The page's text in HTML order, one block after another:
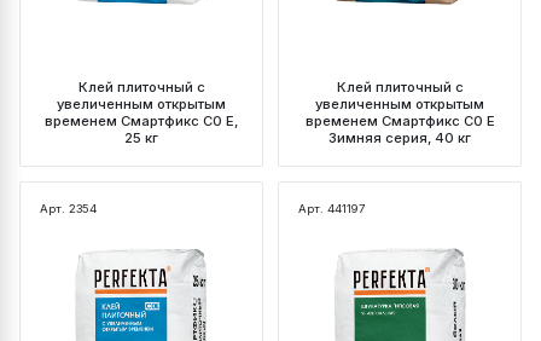
Клей плиточный с
увеличенным открытым
временем Смартфикс C0 E,
25 кг
Клей плиточный с
увеличенным открытым
временем Смартфикс C0 E
Зимняя серия, 40 кг
Арт. 2354 Арт. 441197